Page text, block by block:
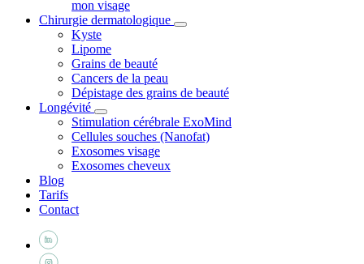
mon visage
Chirurgie dermatologique
Kyste
Lipome
Grains de beauté
Cancers de la peau
Dépistage des grains de beauté
Longévité
Stimulation cérébrale ExoMind
Cellules souches (Nanofat)
Exosomes visage
Exosomes cheveux
Blog
Tarifs
Contact